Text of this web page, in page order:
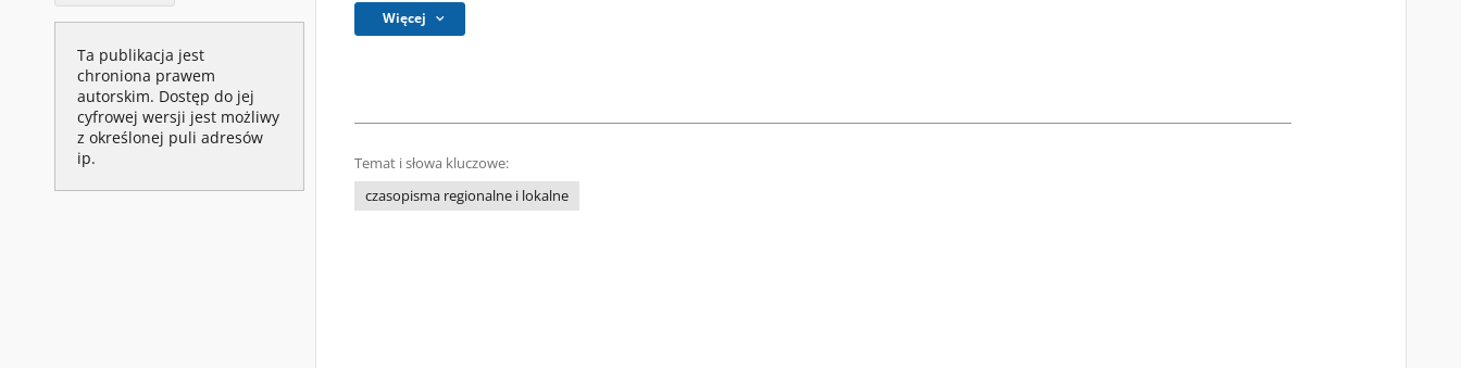
Ta publikacja jest
chroniona prawem
autorskim. Dostęp do jej
cyfrowej wersji jest możliwy
z określonej puli adresów
ip.
Więcej
Temat i słowa kluczowe:
czasopisma regionalne i lokalne